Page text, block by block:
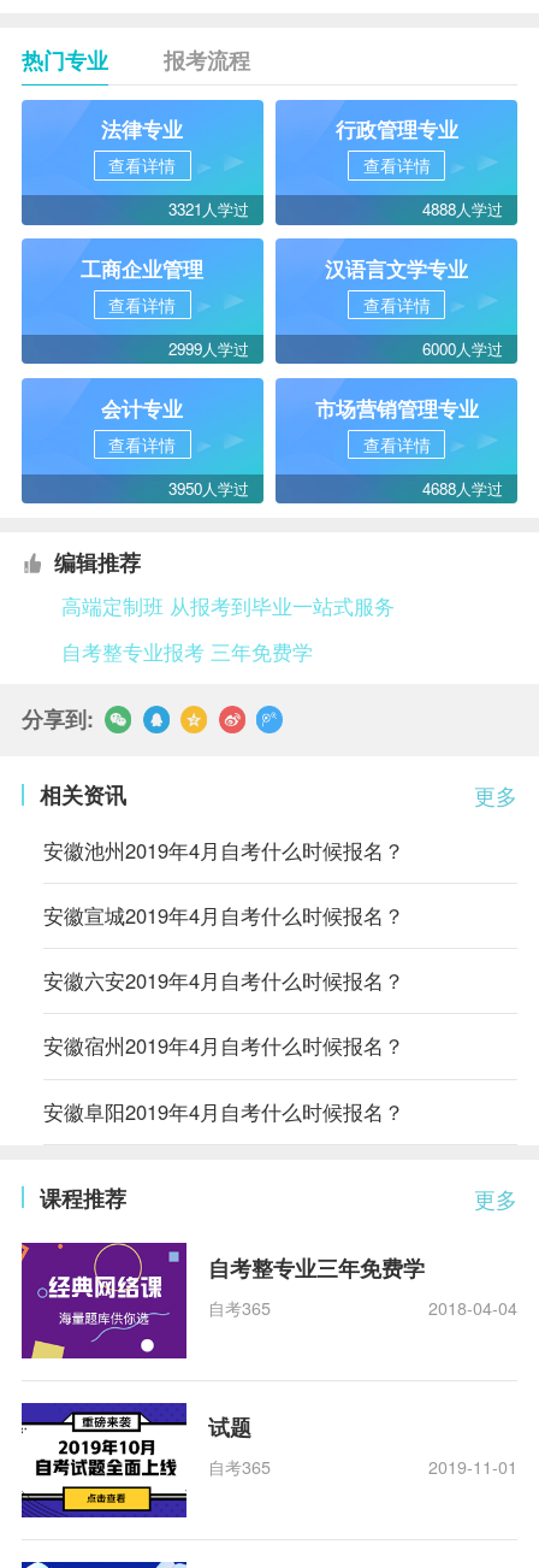
热门专业 报考流程
法律专业
查看详情
3321人学过
行政管理专业
查看详情
4888人学过
工商企业管理
查看详情
2999人学过
汉语言文学专业
查看详情
6000人学过
会计专业
查看详情
3950人学过
市场营销管理专业
查看详情
4688人学过
编辑推荐
高端定制班 从报考到毕业一站式服务
自考整专业报考 三年免费学
分享到:
更多
相关资讯
安徽池州2019年4月自考什么时候报名？
安徽宣城2019年4月自考什么时候报名？
安徽六安2019年4月自考什么时候报名？
安徽宿州2019年4月自考什么时候报名？
安徽阜阳2019年4月自考什么时候报名？
更多
课程推荐
自考整专业三年免费学
自考365 2018-04-04
试题
自考365 2019-11-01